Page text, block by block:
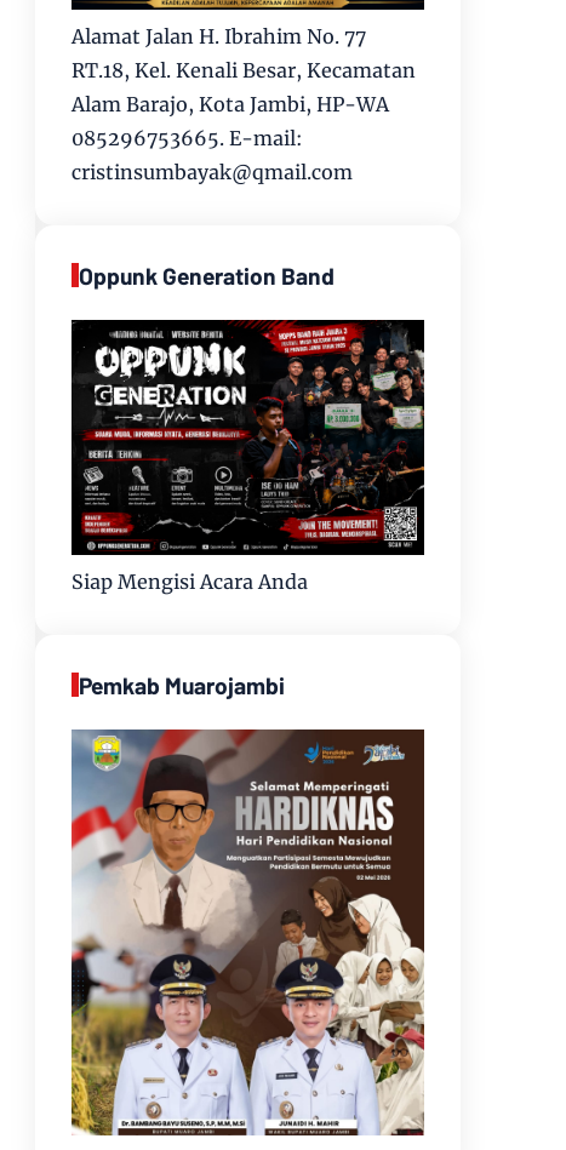
Alamat Jalan H. Ibrahim No. 77
RT.18, Kel. Kenali Besar, Kecamatan
Alam Barajo, Kota Jambi, HP-WA
085296753665. E-mail:
cristinsumbayak@qmail.com
Oppunk Generation Band
Siap Mengisi Acara Anda
Pemkab Muarojambi